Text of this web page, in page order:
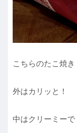
こちらのたこ焼き
外はカリッと！
中はクリーミーで